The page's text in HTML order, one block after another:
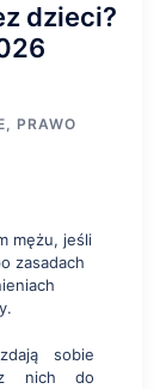
dzieci?
, PRAWO
sobie
nich do